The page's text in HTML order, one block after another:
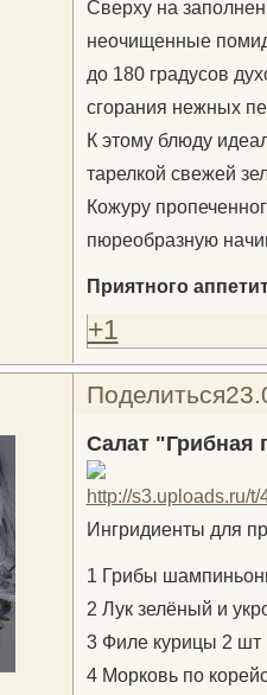
Сверху на
неочищенные
до 180 градусов
сгорания нежных
К этому блюду
тарелкой свежей
Кожуру
пюреобразную
Приятного
+1
Поделиться
Салат "Грибная
Ингридиенты для
1 Грибы
2 Лук зелёный и
3 Филе курицы 2 шт
4 Морковь по